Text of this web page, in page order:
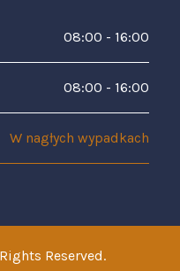
08:00 - 16:00
08:00 - 16:00
W nagłych wypadkach
Reserved.